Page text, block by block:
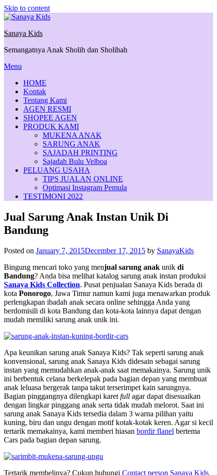
Skip to content
Sanaya Kids
Semangatnya Anak Sholih dan Sholihah
Menu
HOME
Kontak
Tentang Kami
AGEN RESMI
SHOPEE AGEN
PRODUK KAMI
MUKENA ANAK
SARUNG ANAK
SAJADAH PRINTING
Sajadah Bulu Velboa
PELUANG USAHA
TIPS JUALAN ONLINE
Optimasi Instagram Pemula
TESTIMONI 2022
Jual Sarung Anak Instan Unik Di
Bandung
Posted on January 7, 2015December 17, 2015 by SanayaKids
Bingung mencari toko yang menjual sarung anak unik di
Bandung? Anda bisa melihat katalog sarung anak instan produksi
Sanaya Kids Collection. Pusat penjualan Sanaya Kids berada di
kota Ponorogo, Jawa Timur namun kami juga menawarkan produk
perlengkapan ibadah anak secara online sehingga Anda yang
berdomisili di kota Bandung dan kota-kota lainnya dapat dengan
mudah memiliki sarung anak unik ini.
Apa keunikan sarung anak Sanaya Kids? Tak seperti sarung anak
konvensional, sarung anak Sanaya Kids didesain sebagai sarung
instan yang memudahkan anak-anak saat memakainya. Sarung unik
ini berbentuk celana berkelepak pada bagian depan yang membuat
anak leluasa bergerak tanpa takut terserimpet kain sarungnya.
Bagian pinggangnya dilengkapi karet full agar dapat disesuaikan
dengan lingkar pinggang anak serta tidak mudah melorot. Saat ini
sarung anak Sanaya Kids tersedia dalam 3 warna pilihan yaitu
kuning, biru dan ungu dengan motif kotak-kotak keren. Agar si kecil
tertarik memakainya, kami memberi hiasan bordir flanel bertema
Cars pada bagian depan sarung.
Tertarik membelinya? Cukup hubungi Contact person Sanaya Kids